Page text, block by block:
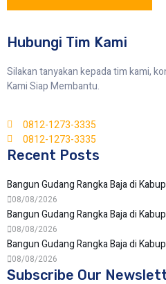
Hubungi Tim Kami
Silakan tanyakan kepada tim kami,
Kami Siap Membantu.
0812-1273-3335
0812-1273-3335
Recent Posts
Bangun Gudang Rangka Baja di
08/08/2026
Bangun Gudang Rangka Baja di
08/08/2026
Bangun Gudang Rangka Baja di
08/08/2026
Subscribe Our